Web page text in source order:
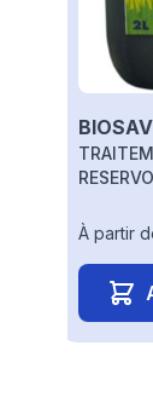
BIOSAV
À partir